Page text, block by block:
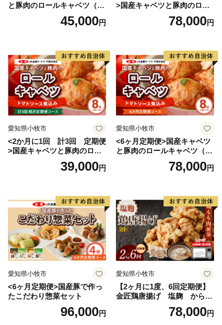
と豚肉のロールキャベツ（6P
45,000円
>国産キャベツと豚肉のロー
ルキャベツ（4P入り）
78,000円
愛知県小牧市
<2か月に1回 計3回 定期便
>国産キャベツと豚肉のロー
ルキャベツ（4P入り）
39,000円
愛知県小牧市
<6ヶ月定期便>国産キャベツ
と豚肉のロールキャベツ（4P
78,000円
愛知県小牧市
<6ヶ月定期便>国産豚で作っ
たこだわり惣菜セット
96,000円
愛知県小牧市
【2ヶ月に1度、6回定期便】
金匠鶏唐揚げ 塩麹 からあ
78,000円